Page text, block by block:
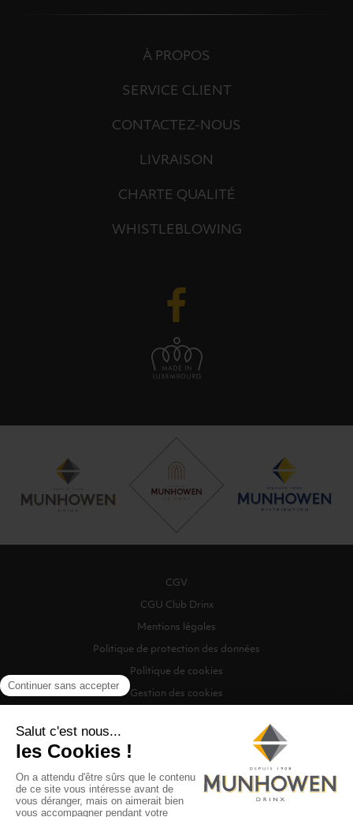
À PROPOS
SERVICE CLIENT
CONTACTEZ-NOUS
LIVRAISON
CHARTE QUALITÉ
WHISTLEBLOWING
CGV
CGU Club Drinx
Mentions légales
Politique de protection des données
Politique de cookies
Gestion des cookies
©2026 Munhowen Drinx / Tous droits réservés
Digitalised by